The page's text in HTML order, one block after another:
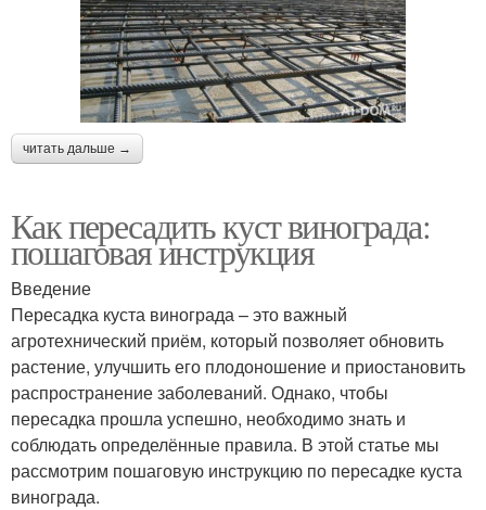
читать дальше →
Как пересадить куст винограда:
пошаговая инструкция
Введение
Пересадка куста винограда – это важный
агротехнический приём, который позволяет обновить
растение, улучшить его плодоношение и приостановить
распространение заболеваний. Однако, чтобы
пересадка прошла успешно, необходимо знать и
соблюдать определённые правила. В этой статье мы
рассмотрим пошаговую инструкцию по пересадке куста
винограда.